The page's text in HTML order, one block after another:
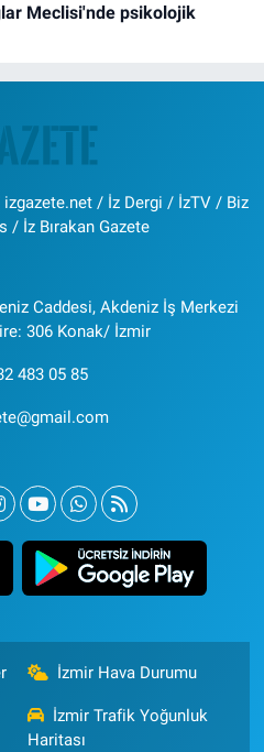
Meclisi'nde psikolojik
/ İz Dergi / İzTV / Biz
/ İz Bırakan Gazete
Caddesi, Akdeniz İş Merkezi
306 Konak/ İzmir
483 05 85
İzmir Hava Durumu
İzmir Trafik Yoğunluk
Haritası